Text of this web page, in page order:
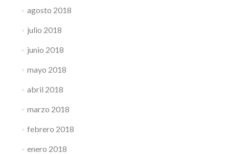
agosto 2018
julio 2018
junio 2018
mayo 2018
abril 2018
marzo 2018
febrero 2018
enero 2018